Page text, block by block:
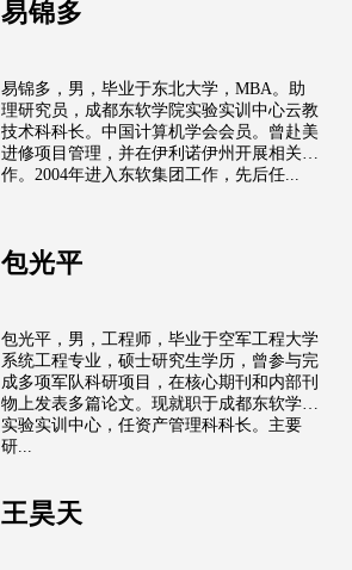
易锦多
易锦多，男，毕业于东北大学，MBA。助
理研究员，成都东软学院实验实训中心云教
技术科科长。中国计算机学会会员。曾赴美
进修项目管理，并在伊利诺伊州开展相关工
作。2004年进入东软集团工作，先后任...
包光平
包光平，男，工程师，毕业于空军工程大学
系统工程专业，硕士研究生学历，曾参与完
成多项军队科研项目，在核心期刊和内部刊
物上发表多篇论文。现就职于成都东软学院
实验实训中心，任资产管理科科长。主要
研...
王昊天